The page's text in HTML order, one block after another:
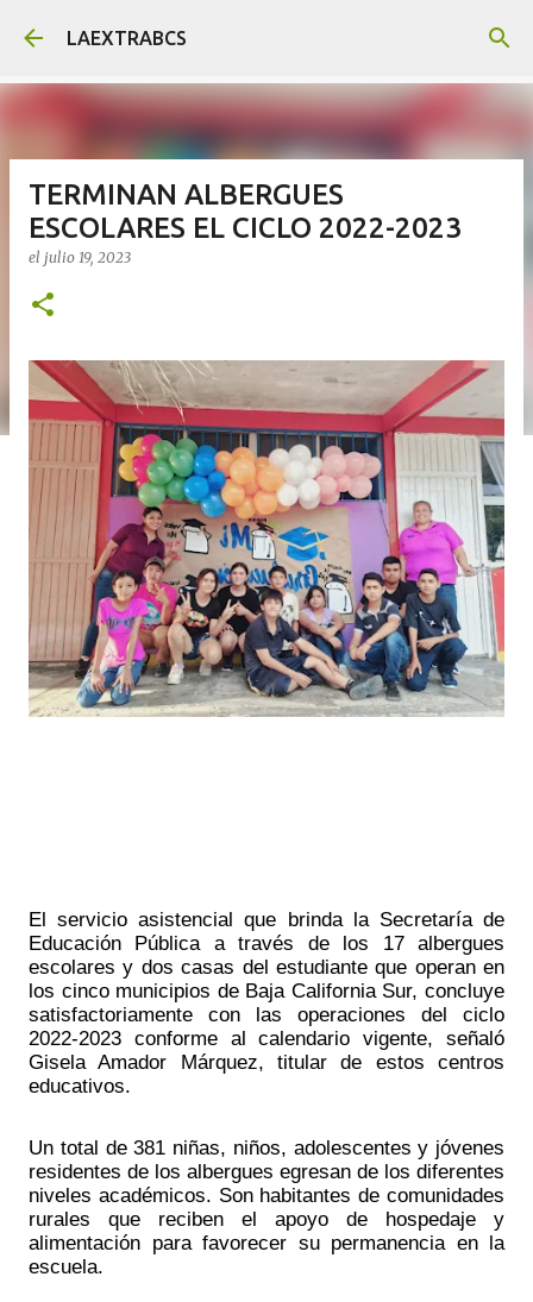
Ir al contenido principal
LAEXTRABCS
TERMINAN ALBERGUES
ESCOLARES EL CICLO 2022-2023
el julio 19, 2023
El servicio asistencial que brinda la Secretaría de
Educación Pública a través de los 17 albergues
escolares y dos casas del estudiante que operan en
los cinco municipios de Baja California Sur, concluye
satisfactoriamente con las operaciones del ciclo
2022-2023 conforme al calendario vigente, señaló
Gisela Amador Márquez, titular de estos centros
educativos.
Un total de 381 niñas, niños, adolescentes y jóvenes
residentes de los albergues egresan de los diferentes
niveles académicos. Son habitantes de comunidades
rurales que reciben el apoyo de hospedaje y
alimentación para favorecer su permanencia en la
escuela.